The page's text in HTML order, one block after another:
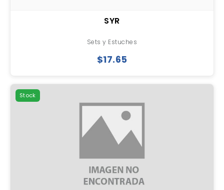
SYR
Sets y Estuches
$17.65
Stock